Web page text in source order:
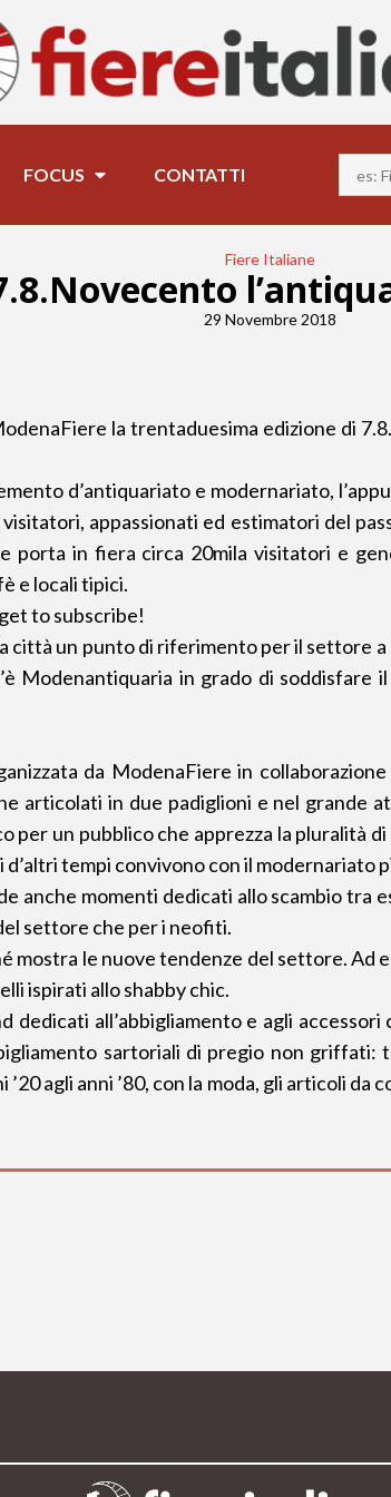
FOCUS CONTATTI
Fiere Italiane
29 Novembre 2018
la trentaduesima edizione di
d’antiquariato e modernariato,
appassionati ed estimatori del
porta in fiera circa 20mila visitatori e
e locali tipici.
to subscribe!
città un punto di riferimento per il settore
Modenantiquaria in grado di
da ModenaFiere in
articolati in due padiglioni e nel grande
per un pubblico che apprezza la pluralità
tempi convivono con il modernariato
anche momenti dedicati allo scambio
settore che per i neofiti.
mostra le nuove tendenze del settore. Ad
ispirati allo shabby chic.
dedicati all’abbigliamento e agli
sartoriali di pregio non
agli anni ’80, con la moda, gli articoli